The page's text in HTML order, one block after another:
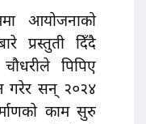
आयोजनाको
प्रस्तुती दिँदै
पिपिए
गरेर सन् २०२४
काम सुरु